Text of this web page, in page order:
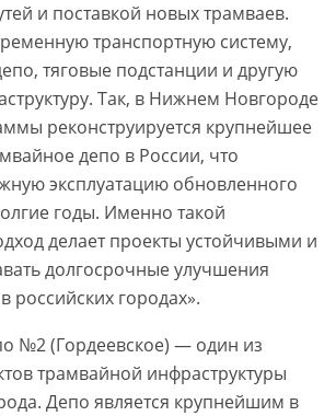
и поставкой новых трамваев.
транспортную систему,
тяговые подстанции и другую
Так, в Нижнем Новгороде
реконструируется крупнейшее
депо в России, что
эксплуатацию обновленного
годы. Именно такой
делает проекты устойчивыми и
долгосрочные улучшения
российских городах».
№2 (Гордеевское) — один из
трамвайной инфраструктуры
Депо является крупнейшим в